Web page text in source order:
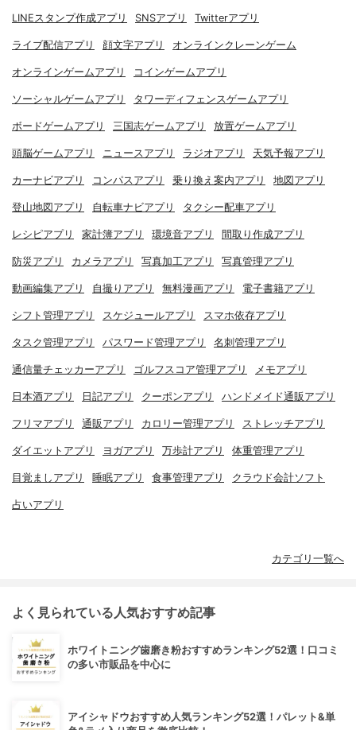
LINEスタンプ作成アプリ SNSアプリ Twitterアプリ
ライブ配信アプリ 顔文字アプリ オンラインクレーンゲーム
オンラインゲームアプリ コインゲームアプリ
ソーシャルゲームアプリ タワーディフェンスゲームアプリ
ボードゲームアプリ 三国志ゲームアプリ 放置ゲームアプリ
頭脳ゲームアプリ ニュースアプリ ラジオアプリ 天気予報アプリ
カーナビアプリ コンパスアプリ 乗り換え案内アプリ 地図アプリ
登山地図アプリ 自転車ナビアプリ タクシー配車アプリ
レシピアプリ 家計簿アプリ 環境音アプリ 間取り作成アプリ
防災アプリ カメラアプリ 写真加工アプリ 写真管理アプリ
動画編集アプリ 自撮りアプリ 無料漫画アプリ 電子書籍アプリ
シフト管理アプリ スケジュールアプリ スマホ依存アプリ
タスク管理アプリ パスワード管理アプリ 名刺管理アプリ
通信量チェッカーアプリ ゴルフスコア管理アプリ メモアプリ
日本酒アプリ 日記アプリ クーポンアプリ ハンドメイド通販アプリ
フリマアプリ 通販アプリ カロリー管理アプリ ストレッチアプリ
ダイエットアプリ ヨガアプリ 万歩計アプリ 体重管理アプリ
目覚ましアプリ 睡眠アプリ 食事管理アプリ クラウド会計ソフト
占いアプリ
カテゴリ一覧へ
よく見られている人気おすすめ記事
ホワイトニング歯磨き粉おすすめランキング52選！口コミ
の多い市販品を中心に
アイシャドウおすすめ人気ランキング52選！パレット&単